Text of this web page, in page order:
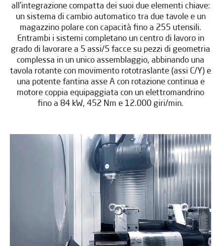
all’integrazione compatta dei suoi due elementi chiave:
un sistema di cambio automatico tra due tavole e un
magazzino polare con capacità fino a 255 utensili.
Entrambi i sistemi completano un centro di lavoro in
grado di lavorare a 5 assi/5 facce su pezzi di geometria
complessa in un unico assemblaggio, abbinando una
tavola rotante con movimento rototraslante (assi C/Y) e
una potente fantina asse A con rotazione continua e
motore coppia equipaggiata con un elettromandrino
fino a 84 kW, 452 Nm e 12.000 giri/min.